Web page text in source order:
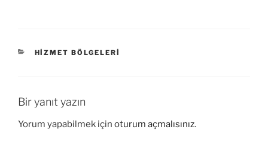
KATEGORILER
HIZMET BÖLGELERI
Bir yanıt yazın
Yorum yapabilmek için oturum açmalısınız.